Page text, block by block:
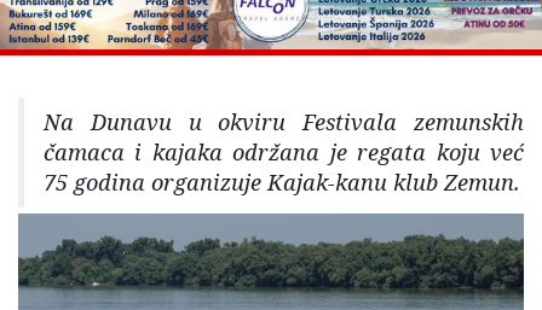
Na Dunavu u okviru Festivala zemunskih
čamaca i kajaka održana je regata koju već
75 godina organizuje Kajak-kanu klub Zemun.